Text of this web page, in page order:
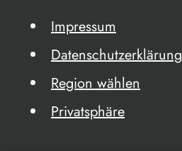
Impressum
Datenschutzerklärung
Region wählen
Privatsphäre